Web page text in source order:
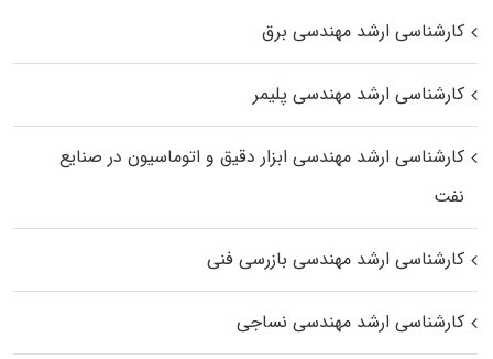
کارشناسی ارشد مهندسی برق
کارشناسی ارشد مهندسی پلیمر
کارشناسی ارشد مهندسی ابزار دقیق و اتوماسیون در صنایع
نفت
کارشناسی ارشد مهندسی بازرسی فنی
کارشناسی ارشد مهندسی نساجی